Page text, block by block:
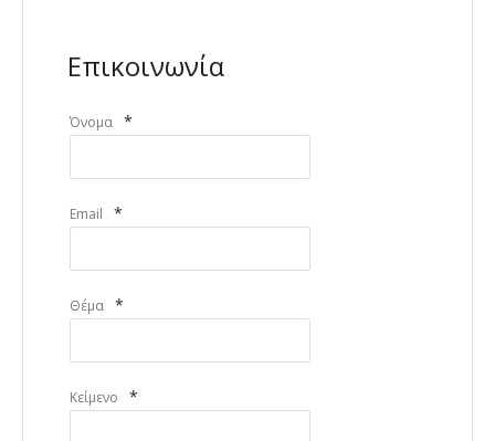
Επικοινωνία
Όνομα *
Email *
Θέμα *
Κείμενο *